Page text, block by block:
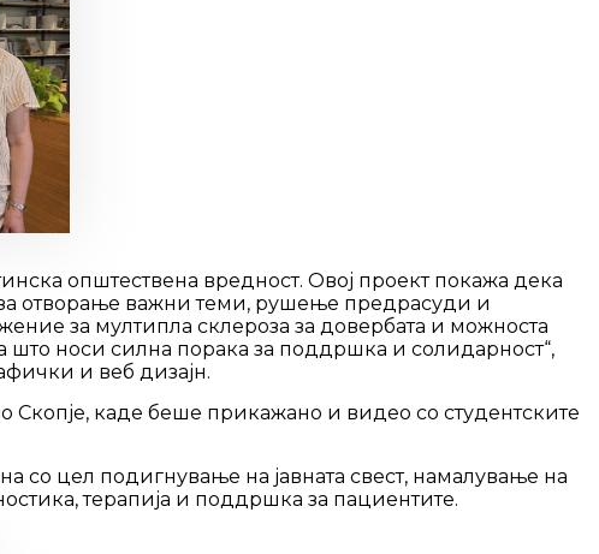
општествена вредност. Овој проект покажа дека
за отворање важни теми, рушење предрасуди и
за мултипла склероза за довербата и можноста
што носи силна порака за поддршка и солидарност“,
и веб дизајн.
Скопје, каде беше прикажано и видео со студентските
со цел подигнување на јавната свест, намалување на
терапија и поддршка за пациентите.